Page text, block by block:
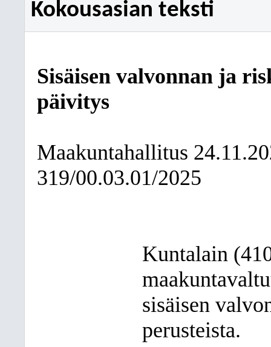
Kokousasian teksti
Sisäisen valvonnan ja
päivitys
Maakuntahallitus
319/00.03.01/2025
Kuntalain
sisäisen
perusteista.